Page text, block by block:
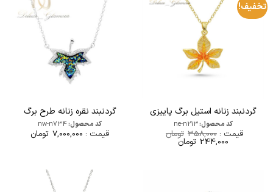
تخفیف!
گردنبند زنانه استیل برگ پاییزی
کد محصول:ne-n213
قیمت : 358,000 تومان
قیمت
اصلی
244,000 تومانقیمت
گردنبند نقره زنانه طرح برگ
کد محصول:nw-n734
قیمت : 7,000,000 تومان